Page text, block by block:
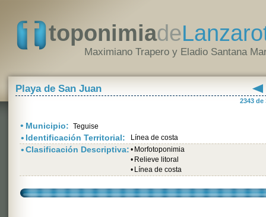
toponimiade
Maximiano Trapero y Eladio Santana
Playa de San Juan
2343 de
• Municipio: Teguise
• Identificación Territorial: Línea de costa
•Clasificación Descriptiva: • Morfotoponimia
• Relieve litoral
• Línea de costa